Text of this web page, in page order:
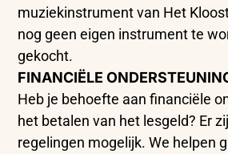
muziekinstrument van Het
nog geen eigen instrument te
gekocht.
FINANCIËLE
Heb je behoefte aan financiële
het betalen van het lesgeld? Er
regelingen mogelijk. We helpen